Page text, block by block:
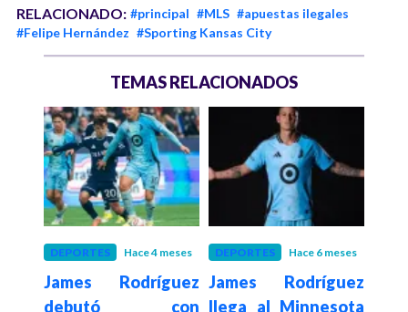
RELACIONADO: #principal #MLS #apuestas ilegales
#Felipe Hernández #Sporting Kansas City
TEMAS RELACIONADOS
DEPORTES Hace 4 meses
James Rodríguez
debutó con
DEPORTES Hace 6 meses
James Rodríguez
llega al Minnesota